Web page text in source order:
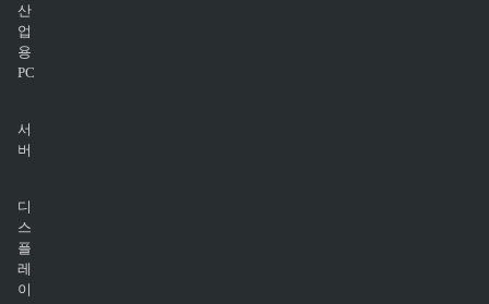
산
업
용
PC
서
버
디
스
플
레
이